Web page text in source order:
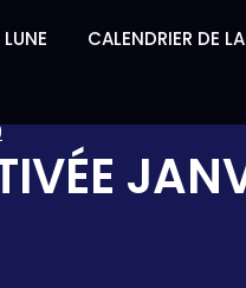
CALENDRIER DE